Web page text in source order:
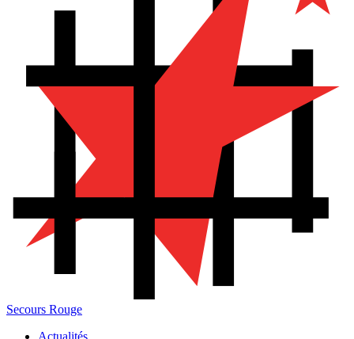
Secours Rouge
Actualités